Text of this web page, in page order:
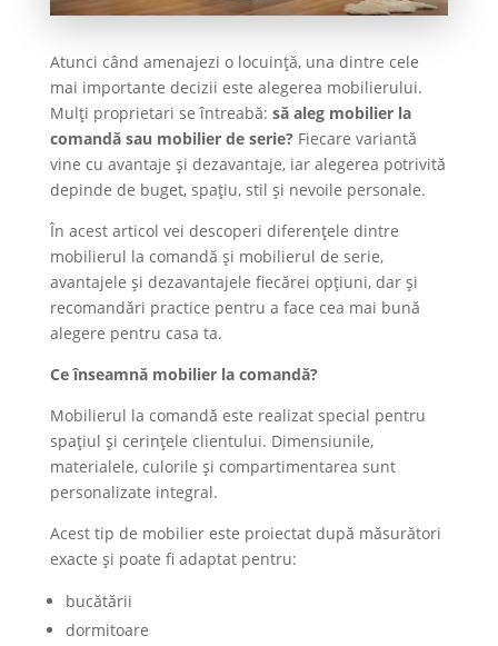
Atunci când amenajezi o locuință, una dintre cele
mai importante decizii este alegerea mobilierului.
Mulți proprietari se întreabă: să aleg mobilier la
comandă sau mobilier de serie?Fiecare variantă
vine cu avantaje și dezavantaje, iar alegerea potrivită
depinde de buget, spațiu, stil și nevoile personale.
În acest articol vei descoperi diferențele dintre
mobilierul la comandă și mobilierul de serie,
avantajele și dezavantajele fiecărei opțiuni, dar și
recomandări practice pentru a face cea mai bună
alegere pentru casa ta.
Ce înseamnă mobilier la comandă?
Mobilierul la comandă este realizat special pentru
spațiul și cerințele clientului. Dimensiunile,
materialele, culorile și compartimentarea sunt
personalizate integral.
Acest tip de mobilier este proiectat după măsurători
exacte și poate fi adaptat pentru:
bucătării
dormitoare